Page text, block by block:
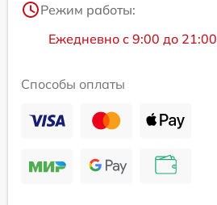
Режим работы:
Ежедневно с 9:00 до 21:00
Способы оплаты